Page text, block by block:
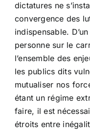
dictatures ne
convergence des
indispensable.
personne sur le
l’ensemble des
les publics dits
mutualiser nos
étant un régime
faire, il est
étroits entre